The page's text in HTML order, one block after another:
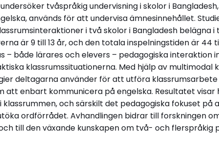
Professor Katarina Eriksson
Barajas, Linköpings universitet
Turkiet
Disputationsdag
2021-01-22
Titel
Education
och lärande
tvåspråkig undervisning i skolor i
används för att undervisa ämnesinnehållet.
i två skolor i Bangladesh belägna
är 9 till 13 år, och den totala inspelningstiden är 44
– både lärares och elevers – pedagogiska interaktion
klassrumssituationerna. Med hjälp av multimodal
deltagarna använder för att utföra
att enbart kommunicera på engelska. Resultatet visar
klassrummen, och särskilt det pedagogiska fokuset på
ordförrådet. Avhandlingen bidrar till forskningen
till den växande kunskapen om två- och flerspråkig